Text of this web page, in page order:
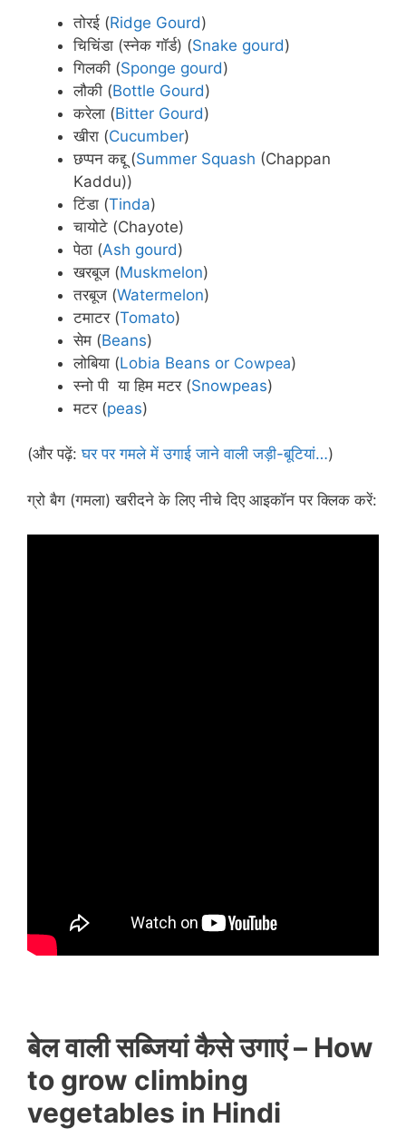
तोरई (Ridge Gourd)
चिचिंडा (स्नेक गॉर्ड) (Snake gourd)
गिलकी (Sponge gourd)
लौकी (Bottle Gourd)
करेला (Bitter Gourd)
खीरा (Cucumber)
छप्पन कद्दू (Summer Squash (Chappan
Kaddu))
टिंडा (Tinda)
चायोटे (Chayote)
पेठा (Ash gourd)
खरबूज (Muskmelon)
तरबूज (Watermelon)
टमाटर (Tomato)
सेम (Beans)
लोबिया (Lobia Beans or Cowpea)
स्नो पी या हिम मटर (Snowpeas)
मटर (peas)
(और पढ़ें:घर पर गमले में उगाई जाने वाली जड़ी-बूटियां…)
ग्रो बैग (गमला) खरीदने के लिए नीचे दिए आइकॉन पर क्लिक करें:
बेल वाली सब्जियां कैसे उगाएं – How
to grow climbing
vegetables in Hindi